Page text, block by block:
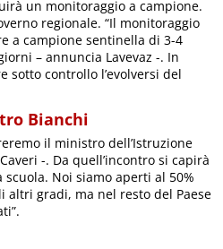
un monitoraggio a campione.
regionale. “Il monitoraggio
a campione sentinella di 3-4
– annuncia Lavevaz -. In
sotto controllo l’evolversi del
Bianchi
il ministro dell’Istruzione
-. Da quell’incontro si capirà
Noi siamo aperti al 50%
altri gradi, ma nel resto del Paese